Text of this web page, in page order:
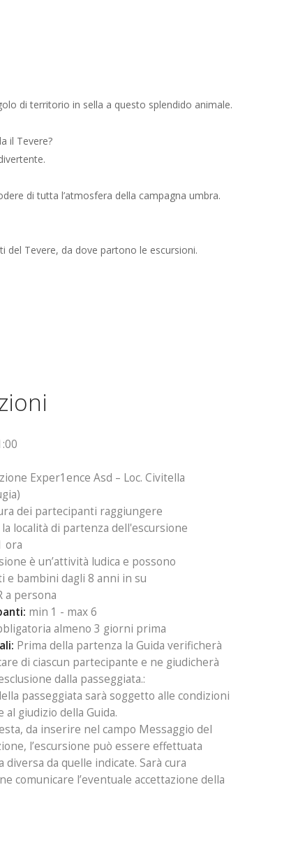
di territorio in sella a questo splendido animale.
il Tevere?
di tutta l’atmosfera della campagna umbra.
del Tevere, da dove partono le escursioni.
Exper1ence Asd – Loc. Civitella
dei partecipanti raggiungere
località di partenza dell'escursione
ora
è un’attività ludica e possono
e bambini dagli 8 anni in su
a persona
min 1 - max 6
almeno 3 giorni prima
Prima della partenza la Guida verificherà
di ciascun partecipante e ne giudicherà
dalla passeggiata.:
passeggiata sarà soggetto alle condizioni
giudizio della Guida.
da inserire nel campo Messaggio del
l’escursione può essere effettuata
diversa da quelle indicate. Sarà cura
comunicare l’eventuale accettazione della